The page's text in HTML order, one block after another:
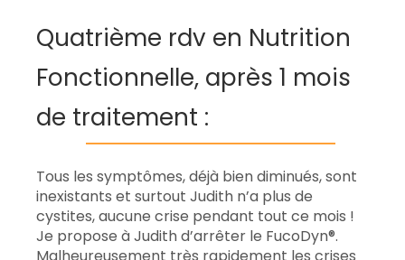
Quatrième rdv en Nutrition
Fonctionnelle, après 1 mois
de traitement :
Tous les symptômes, déjà bien diminués, sont
inexistants et surtout Judith n’a plus de
cystites, aucune crise pendant tout ce mois !
Je propose à Judith d’arrêter le FucoDyn®.